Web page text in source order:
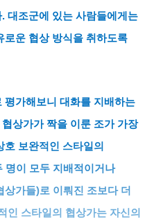
.대조군에 있는 사람들에게는
로운 협상 방식을 취하도록
평가해보니 대화를 지배하는
상가가 짝을 이룬 조가 가장
호 보완적인 스타일의
명이 모두 지배적이거나
상가들)로 이뤄진 조보다 더
인 스타일의 협상가는 자신의